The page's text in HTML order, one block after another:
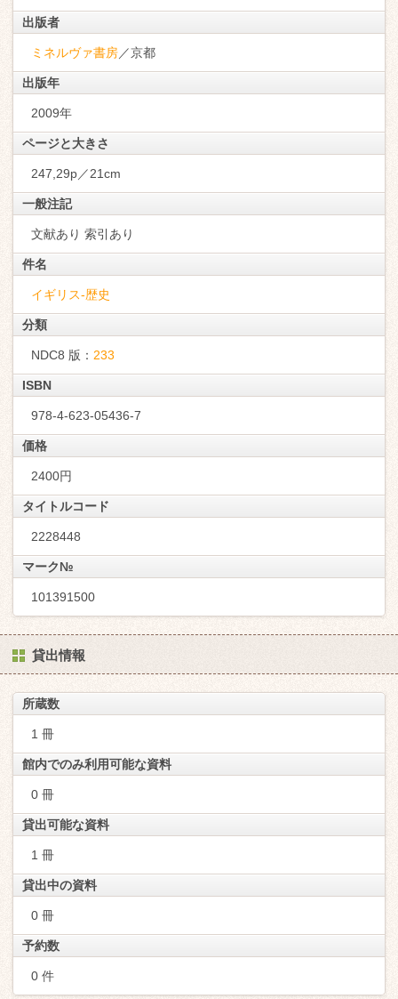
出版者
ミネルヴァ書房／京都
出版年
2009年
ページと大きさ
247,29p／21cm
一般注記
文献あり 索引あり
件名
イギリス-歴史
分類
NDC8 版： 233
ISBN
978-4-623-05436-7
価格
2400円
タイトルコード
2228448
マーク№
101391500
貸出情報
所蔵数
1 冊
館内でのみ利用可能な資料
0 冊
貸出可能な資料
1 冊
貸出中の資料
0 冊
予約数
0 件